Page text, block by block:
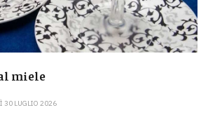
miele
30 LUGLIO 2026